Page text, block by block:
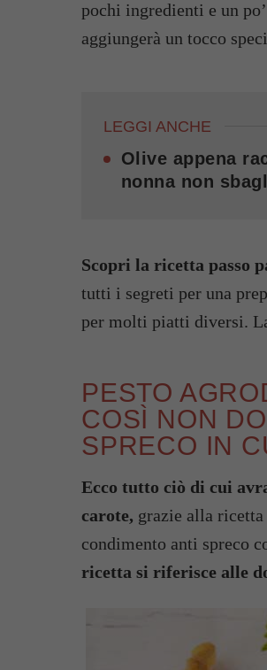
pochi ingredienti e un
aggiungerà un tocco
LEGGI ANCHE
Olive appena
nonna non
Scopri la ricetta passo
tutti i segreti per una
per molti piatti diversi.
PESTO
COSÌ NON
SPRECO IN
Ecco tutto ciò di cui
carote, grazie alla
condimento anti spreco
ricetta si riferisce alle